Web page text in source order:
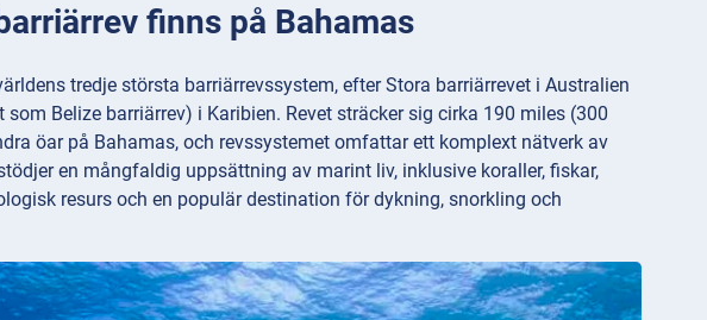
finns på Bahamas
tredje största barriärrevssystem, efter Stora barriärrevet i Australien
Belize barriärrev) i Karibien. Revet sträcker sig cirka 190 miles (300
öar på Bahamas, och revssystemet omfattar ett komplext nätverk av
en mångfaldig uppsättning av marint liv, inklusive koraller, fiskar,
resurs och en populär destination för dykning, snorkling och